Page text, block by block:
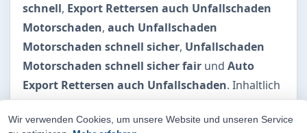
schnell, Export Rettersen auch Unfallschaden
Motorschaden, auch Unfallschaden
Motorschaden schnell sicher, Unfallschaden
Motorschaden schnell sicher fair und Auto
Export Rettersen auch Unfallschaden. Inhaltlich
geht es immer um eine schnelle Bewertung,
transparente Prüfung und einen fairen Verkauf
Wir verwenden Cookies, um unsere Website und unseren Service